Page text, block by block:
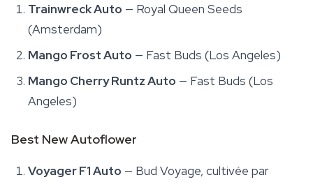
Trainwreck Auto — Royal Queen Seeds
(Amsterdam)
Mango Frost Auto — Fast Buds (Los Angeles)
Mango Cherry Runtz Auto — Fast Buds (Los
Angeles)
Best New Autoflower
Voyager F1 Auto — Bud Voyage, cultivée par